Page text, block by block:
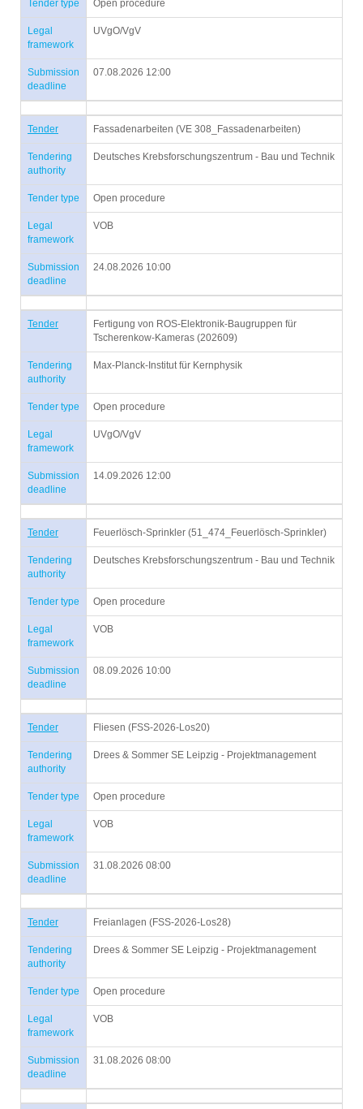
Tender type Open procedure
Legal
framework
UVgO/VgV
Submission
deadline
07.08.2026 12:00
Tender Fassadenarbeiten (VE 308_Fassadenarbeiten)
Tendering
authority
Deutsches Krebsforschungszentrum - Bau und Technik
Tender type Open procedure
Legal
framework
VOB
Submission
deadline
24.08.2026 10:00
Tender
Fertigung von ROS-Elektronik-Baugruppen für
Tscherenkow-Kameras (202609)
Tendering
authority
Max-Planck-Institut für Kernphysik
Tender type Open procedure
Legal
framework
UVgO/VgV
Submission
deadline
14.09.2026 12:00
Tender Feuerlösch-Sprinkler (51_474_Feuerlösch-Sprinkler)
Tendering
authority
Deutsches Krebsforschungszentrum - Bau und Technik
Tender type Open procedure
Legal
framework
VOB
Submission
deadline
08.09.2026 10:00
Tender Fliesen (FSS-2026-Los20)
Tendering
authority
Drees & Sommer SE Leipzig - Projektmanagement
Tender type Open procedure
Legal
framework
VOB
Submission
deadline
31.08.2026 08:00
Tender Freianlagen (FSS-2026-Los28)
Tendering
authority
Drees & Sommer SE Leipzig - Projektmanagement
Tender type Open procedure
Legal
framework
VOB
Submission
deadline
31.08.2026 08:00